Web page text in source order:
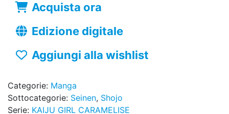
Acquista ora
Edizione digitale
Aggiungi alla wishlist
Categorie: Manga
Sottocategorie: Seinen, Shojo
Serie: KAIJU GIRL CARAMELISE